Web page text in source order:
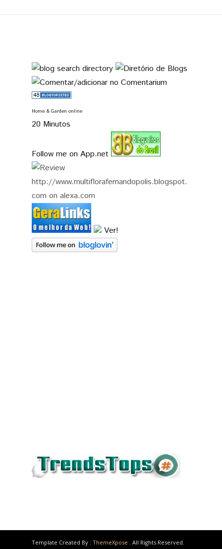
Home & Garden online
20 Minutos
Follow me on App.net
Ver!
Template Created By : ThemeXpose . All Rights Reserved.